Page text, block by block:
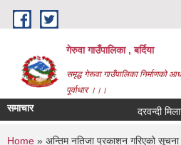
Skip to main content
गेरुवा गाउँपालिका , बर्दिया
समृद्ध गेरूवा गाउँपालिका निर्माणको
पूर्वाधार ।।।
समाचार दरवन्दी
Home » अन्तिम नतिजा प्रकाशन गरिएको सूचना